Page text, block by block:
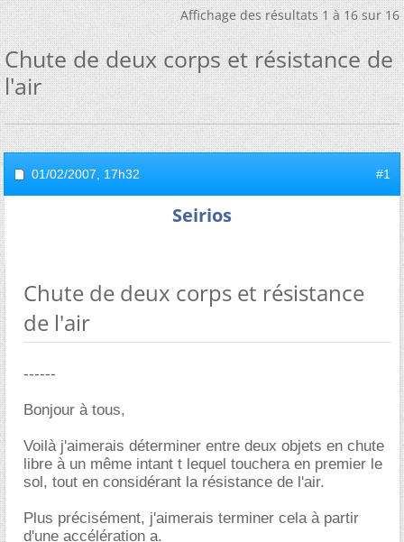
Affichage des résultats 1 à 16 sur 16
Chute de deux corps et résistance de
l'air
01/02/2007, 17h32 #1
Seirios
Chute de deux corps et résistance
de l'air
------
Bonjour à tous,
Voilà j'aimerais déterminer entre deux objets en chute
libre à un même intant t lequel touchera en premier le
sol, tout en considérant la résistance de l'air.
Plus précisément, j'aimerais terminer cela à partir
d'une accélération a.